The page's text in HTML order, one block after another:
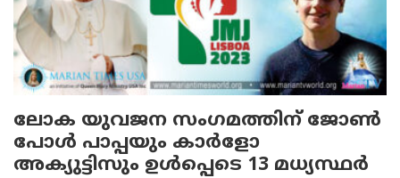
ലോക യുവജന സംഗമത്തിന് ജോൺ
പോൾ പാപ്പയും കാര്‍ളോ
അക്യുട്ടിസും ഉൾപ്പെടെ 13 മധ്യസ്ഥർ